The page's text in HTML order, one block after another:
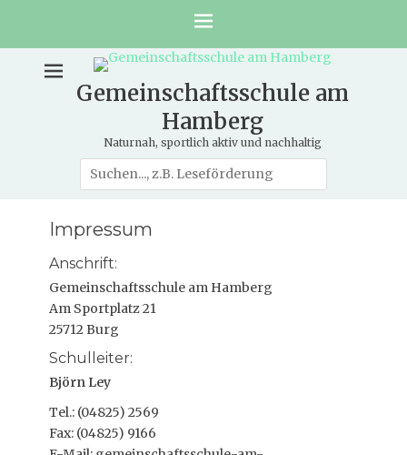
Gemeinschaftsschule am
Hamberg
Naturnah, sportlich aktiv und nachhaltig
Suche
nach:
Impressum
Anschrift:
Gemeinschaftsschule am Hamberg
Am Sportplatz 21
25712 Burg
Schulleiter:
Björn Ley
Tel.: (04825) 2569
Fax: (04825) 9166